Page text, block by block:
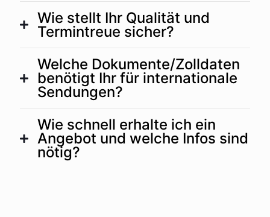
Wie stellt Ihr Qualität und
Termintreue sicher?
Welche Dokumente/Zolldaten
benötigt Ihr für internationale
Sendungen?
Wie schnell erhalte ich ein
Angebot und welche Infos sind
nötig?